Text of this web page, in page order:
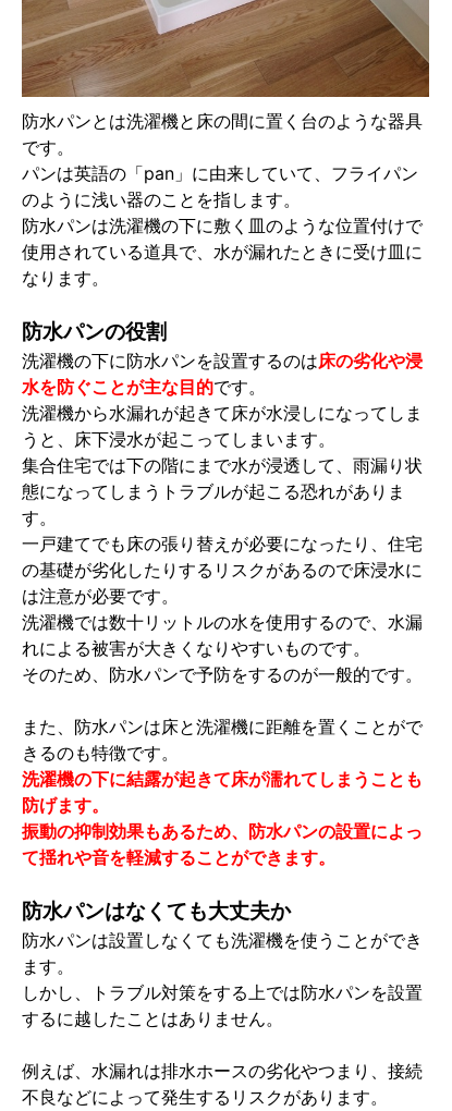
防水パンとは洗濯機と床の間に置く台のような器具
です。
パンは英語の「pan」に由来していて、フライパン
のように浅い器のことを指します。
防水パンは洗濯機の下に敷く皿のような位置付けで
使用されている道具で、水が漏れたときに受け皿に
なります。
防水パンの役割
洗濯機の下に防水パンを設置するのは床の劣化や浸
水を防ぐことが主な目的です。
洗濯機から水漏れが起きて床が水浸しになってしま
うと、床下浸水が起こってしまいます。
集合住宅では下の階にまで水が浸透して、雨漏り状
態になってしまうトラブルが起こる恐れがありま
す。
一戸建てでも床の張り替えが必要になったり、住宅
の基礎が劣化したりするリスクがあるので床浸水に
は注意が必要です。
洗濯機では数十リットルの水を使用するので、水漏
れによる被害が大きくなりやすいものです。
そのため、防水パンで予防をするのが一般的です。
また、防水パンは床と洗濯機に距離を置くことがで
きるのも特徴です。
洗濯機の下に結露が起きて床が濡れてしまうことも
防げます。
振動の抑制効果もあるため、防水パンの設置によっ
て揺れや音を軽減することができます。
防水パンはなくても大丈夫か
防水パンは設置しなくても洗濯機を使うことができ
ます。
しかし、トラブル対策をする上では防水パンを設置
するに越したことはありません。
例えば、水漏れは排水ホースの劣化やつまり、接続
不良などによって発生するリスクがあります。